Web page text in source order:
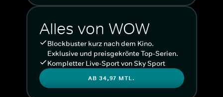
Alles von WOW
Blockbuster kurz nach dem Kino.
Exklusive und preisgekrönte Top-Serien.
Kompletter Live-Sport von Sky Sport
AB 34,97 MTL.